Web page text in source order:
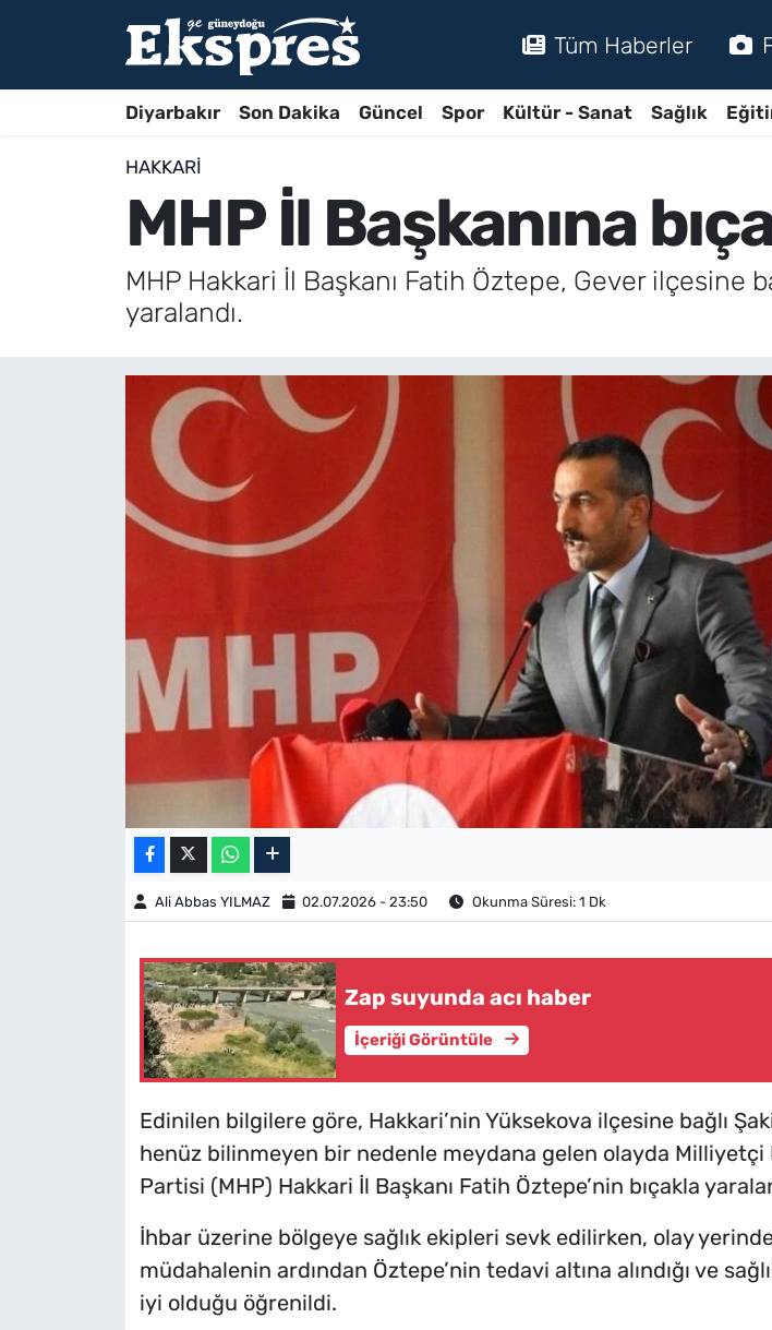
Tüm Haberler
Diyarbakır Son Dakika Güncel Spor Kültür - Sanat Sağlık
HAKKARI
MHP İl Başkanına
MHP Hakkari İl Başkanı Fatih Öztepe, Gever ilçesine
yaralandı.
Ali Abbas YILMAZ 02.07.2026 - 23:50 Okunma Süresi: 1 Dk
Zap suyunda acı haber
İçeriği Görüntüle
Edinilen bilgilere göre, Hakkari’nin Yüksekova ilçesine bağlı
henüz bilinmeyen bir nedenle meydana gelen olayda Milliyetçi
Partisi (MHP) Hakkari İl Başkanı Fatih Öztepe’nin bıçakla
İhbar üzerine bölgeye sağlık ekipleri sevk edilirken, olay
müdahalenin ardından Öztepe’nin tedavi altına alındığı ve
iyi olduğu öğrenildi.